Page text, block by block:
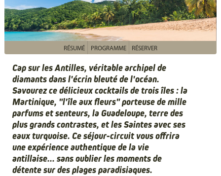
RÉSUMÉ PROGRAMME RÉSERVER
Cap sur les Antilles, véritable archipel de
diamants dans l'écrin bleuté de l'océan.
Savourez ce délicieux cocktails de trois îles : la
Martinique, "l'île aux fleurs" porteuse de mille
parfums et senteurs, la Guadeloupe, terre des
plus grands contrastes, et les Saintes avec ses
eaux turquoise. Ce séjour-circuit vous offrira
une expérience authentique de la vie
antillaise... sans oublier les moments de
détente sur des plages paradisiaques.